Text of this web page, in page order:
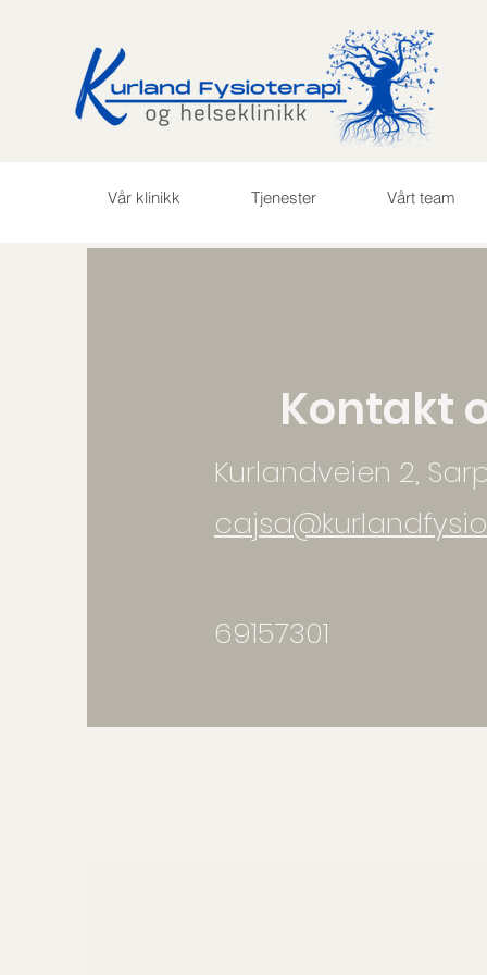
Vår klinikk Tjenester Vårt team
Kontakt
Kurlandveien 2,
69157301